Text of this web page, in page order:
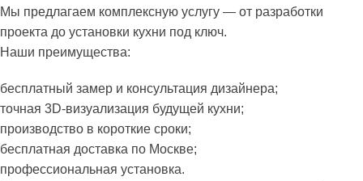
Мы предлагаем комплексную услугу — от разработки
проекта до установки кухни под ключ.
Наши преимущества:
бесплатный замер и консультация дизайнера;
точная 3D-визуализация будущей кухни;
производство в короткие сроки;
бесплатная доставка по Москве;
профессиональная установка.